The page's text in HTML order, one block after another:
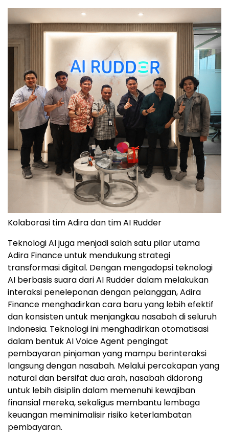
Kolaborasi tim Adira dan tim AI Rudder
Teknologi AI juga menjadi salah satu pilar utama
Adira Finance untuk mendukung strategi
transformasi digital. Dengan mengadopsi teknologi
AI berbasis suara dari AI Rudder dalam melakukan
interaksi peneleponan dengan pelanggan, Adira
Finance menghadirkan cara baru yang lebih efektif
dan konsisten untuk menjangkau nasabah di seluruh
Indonesia. Teknologi ini menghadirkan otomatisasi
dalam bentuk AI Voice Agent pengingat
pembayaran pinjaman yang mampu berinteraksi
langsung dengan nasabah. Melalui percakapan yang
natural dan bersifat dua arah, nasabah didorong
untuk lebih disiplin dalam memenuhi kewajiban
finansial mereka, sekaligus membantu lembaga
keuangan meminimalisir risiko keterlambatan
pembayaran.